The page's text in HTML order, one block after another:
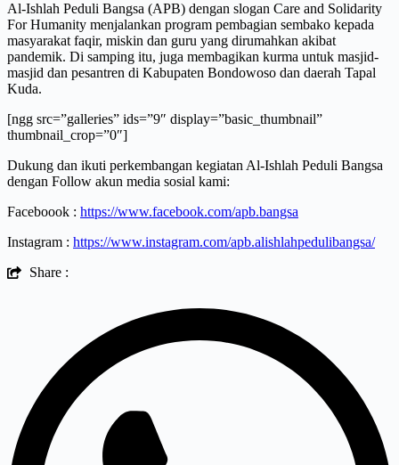
Al-Ishlah Peduli Bangsa (APB) dengan slogan Care and Solidarity
For Humanity menjalankan program pembagian sembako kepada
masyarakat faqir, miskin dan guru yang dirumahkan akibat
pandemik. Di samping itu, juga membagikan kurma untuk masjid-
masjid dan pesantren di Kabupaten Bondowoso dan daerah Tapal
Kuda.
[ngg src=”galleries” ids=”9″ display=”basic_thumbnail”
thumbnail_crop=”0″]
Dukung dan ikuti perkembangan kegiatan Al-Ishlah Peduli Bangsa
dengan Follow akun media sosial kami:
Faceboook : https://www.facebook.com/apb.bangsa
Instagram : https://www.instagram.com/apb.alishlahpedulibangsa/
Share :